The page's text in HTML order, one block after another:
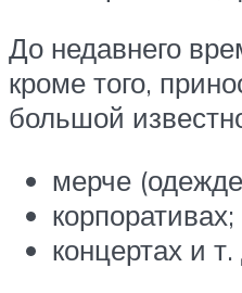
До недавнего
кроме того,
большой
мерче
корпоративах;
концертах и т.